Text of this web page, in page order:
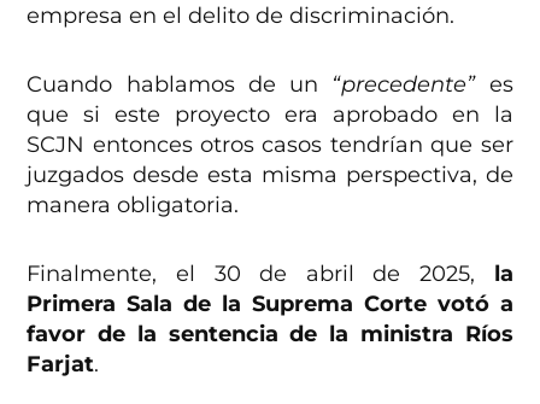
empresa en el delito de discriminación.
Cuando hablamos de un “precedente”es
que si este proyecto era aprobado en la
SCJN entonces otros casos tendrían que ser
juzgados desde esta misma perspectiva, de
manera obligatoria.
Finalmente, el 30 de abril de 2025, la
Primera Sala de la Suprema Corte votó a
favor de la sentencia de la ministra Ríos
Farjat.